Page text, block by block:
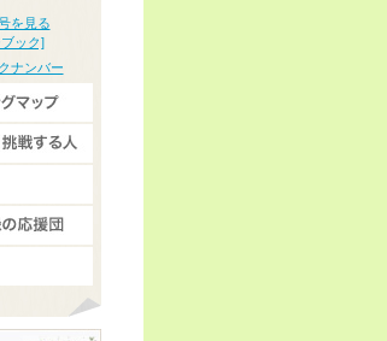
を見る
ック]
ナンバー